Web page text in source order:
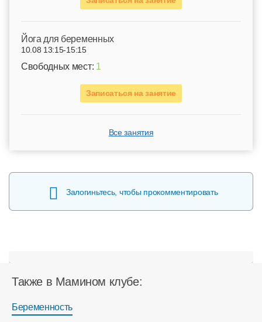
Йога для беременных
10.08 13:15-15:15
Свободных мест: 1
Записаться на занятие
Все занятия
Залогиньтесь, чтобы прокомментировать
Также в Мамином клубе:
Беременность